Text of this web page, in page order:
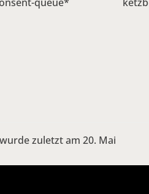
zuletzt am 20. Mai